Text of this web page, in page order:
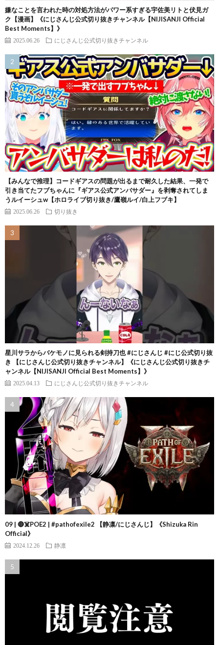
嫌なことを言われた時の対処方法がパワー系すぎる宇佐美リトと伏見ガ
ク【漫画】《にじさんじ公式切り抜きチャンネル【NIJISANJI Official
Best Moments】》
2025.06.26 にじさんじ公式切り抜きチャンネル
【みんなで推理】コードギアスの問題が出るまで耐久した結果、一発で
引き当てたフブちゃんに『ギアス公式アンバサダー』を剥奪されてしま
うルイーシュw【ホロライブ切り抜き/鷹嶺ルイ/白上フブキ】
2025.06.26 切り抜き
星川サラからバケモノに見られる剣持刀也 #にじさんじ #にじ公式切り抜
き 【にじさんじ公式切り抜きチャンネル】《にじさんじ公式切り抜きチ
ャンネル【NIJISANJI Official Best Moments】》
2025.04.13 にじさんじ公式切り抜きチャンネル
09 | 🔴☠️POE2 | #pathofexile2 【静凛/にじさんじ】《Shizuka Rin
Official》
2024.12.26 静凛